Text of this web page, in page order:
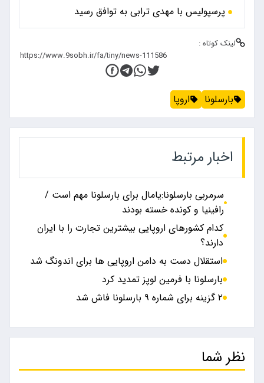
پرسپولیس با مهدی ترابی به توافق رسید
لینک کوتاه :
بارسلونا اروپا
اخبار مرتبط
سرمربی بارسلونا:یامال برای بارسلونا مهم است /
رافینیا و کونده خسته بودند
کدام کشور‌های اروپایی بیشترین تجارت را با ایران
دارند؟
استقلال دست به دامن اروپایی ها برای اندونگ شد
بارسلونا با فرمین لوپز تمدید کرد
۲ گزینه برای شماره ۹ بارسلونا فاش شد
نظر شما